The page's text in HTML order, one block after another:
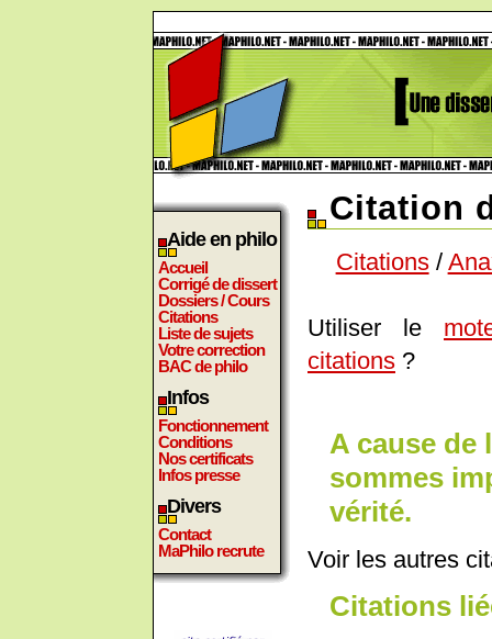
Aide en philo
Accueil
Corrigé de dissert
Dossiers / Cours
Citations
Liste de sujets
Votre correction
BAC de philo
Infos
Fonctionnement
Conditions
Nos certificats
Infos presse
Divers
Contact
MaPhilo recrute
Citation
Citations/
Utiliser le
citations ?
A cause de
sommes
vérité.
Voir les autres
Citations